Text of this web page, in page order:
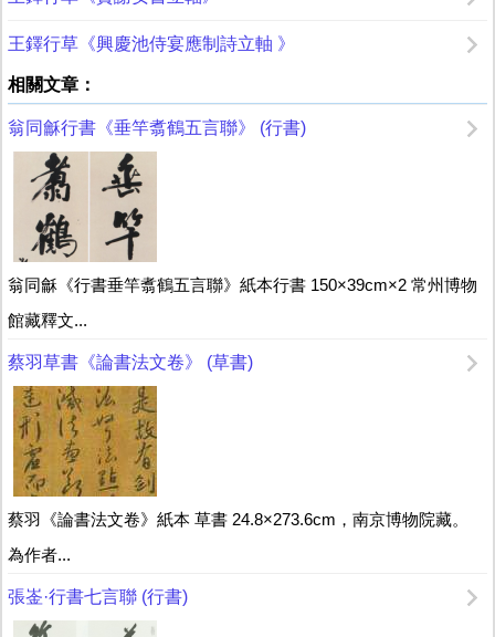
王鐸行草《興慶池侍宴應制詩立軸 》
相關文章：
翁同龢行書《垂竿翥鶴五言聯》 (行書)
翁同龢《行書垂竿翥鶴五言聯》紙本行書 150×39cm×2 常州博物
館藏釋文...
蔡羽草書《論書法文卷》 (草書)
蔡羽《論書法文卷》紙本 草書 24.8×273.6cm，南京博物院藏。
為作者...
張崟·行書七言聯 (行書)